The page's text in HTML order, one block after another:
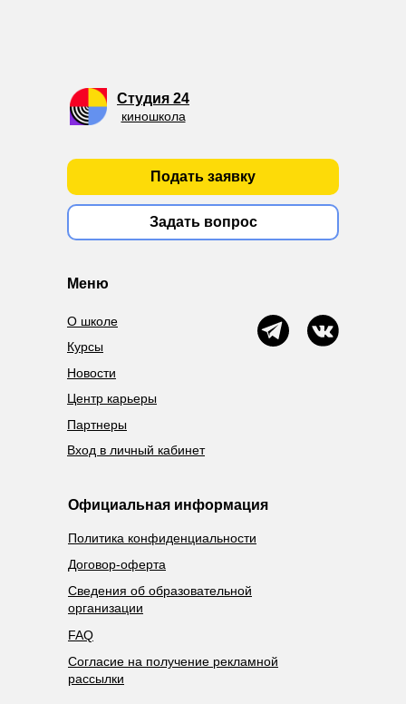
Студия 24
киношкола
Меню
Официальная информация
О школе
Курсы
Политика конфиденциальности
Договор-оферта
Сведения об образовательной
организации
Согласие на получение рекламной
рассылки
FAQ
Новости
Подать заявку
Задать вопрос
Вход в личный кабинет
Партнеры
Центр карьеры